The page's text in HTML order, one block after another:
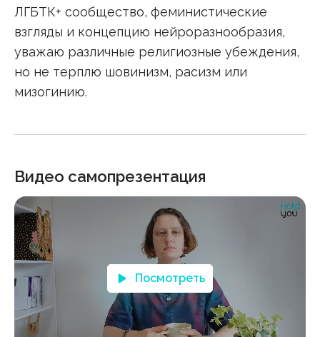
ЛГБТК+ сообщество, феминистические
взгляды и концепцию нейроразнообразия,
уважаю различные религиозные убеждения,
но не терплю шовинизм, расизм или
мизогинию.
Видео самопрезентация
Посмотреть